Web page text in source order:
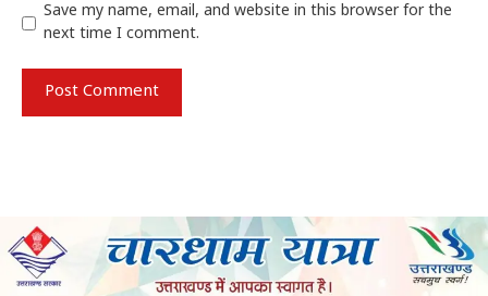
Save my name, email, and website in this browser for the
next time I comment.